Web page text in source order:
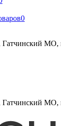
0
Гатчинский
Гатчинский